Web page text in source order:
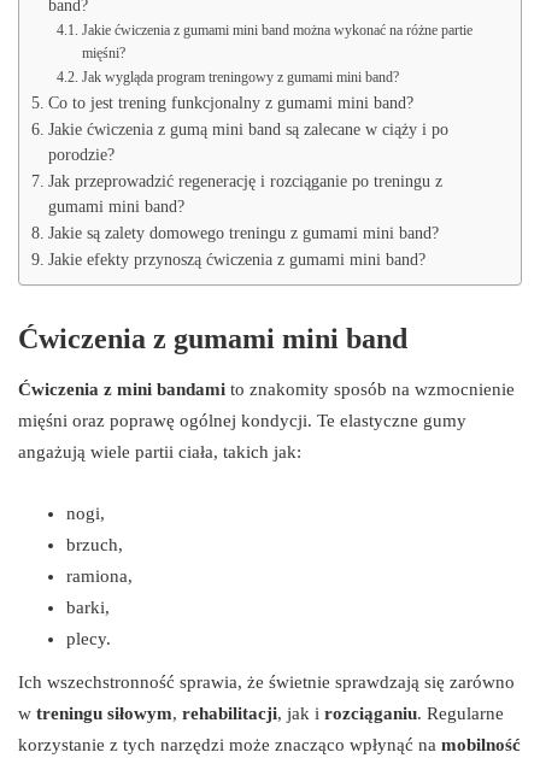
band?
Jakie ćwiczenia z gumami mini band można wykonać na różne partie
mięśni?
Jak wygląda program treningowy z gumami mini band?
Co to jest trening funkcjonalny z gumami mini band?
Jakie ćwiczenia z gumą mini band są zalecane w ciąży i po
porodzie?
Jak przeprowadzić regenerację i rozciąganie po treningu z
gumami mini band?
Jakie są zalety domowego treningu z gumami mini band?
Jakie efekty przynoszą ćwiczenia z gumami mini band?
Ćwiczenia z gumami mini band
Ćwiczenia z mini bandami to znakomity sposób na wzmocnienie
mięśni oraz poprawę ogólnej kondycji. Te elastyczne gumy
angażują wiele partii ciała, takich jak:
nogi,
brzuch,
ramiona,
barki,
plecy.
Ich wszechstronność sprawia, że świetnie sprawdzają się zarówno
w treningu siłowym, rehabilitacji, jak i rozciąganiu. Regularne
korzystanie z tych narzędzi może znacząco wpłynąć na mobilność